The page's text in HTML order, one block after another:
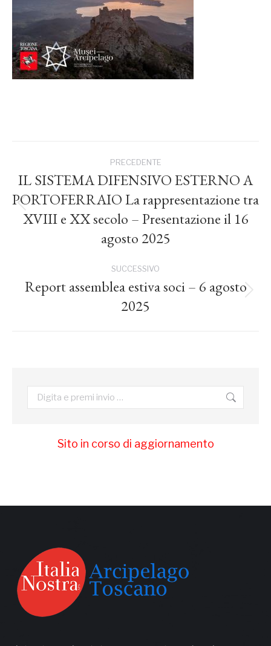
tra
PRECEDENTE
Post
precedente:
IL SISTEMA DIFENSIVO ESTERNO A
PORTOFERRAIO La rappresentazione tra
XVIII e XX secolo – Presentazione il 16
agosto 2025
SUCCESSIVO
post:
Report assemblea estiva soci – 6 agosto
2025
Cerca:
Sito in corso di aggiornamento